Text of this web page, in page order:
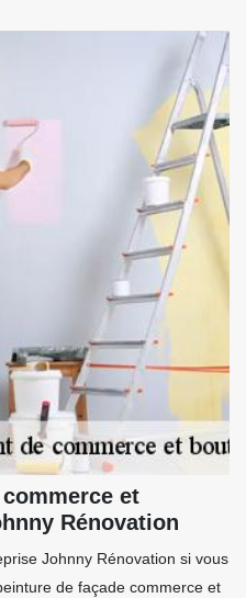
et
Rénovation
Johnny Rénovation si vous
de façade commerce et